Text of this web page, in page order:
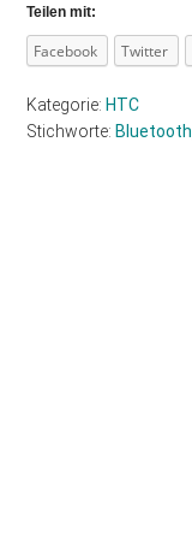
Teilen mit:
Facebook Twitter
Kategorie: HTC
Stichworte: Bluetooth